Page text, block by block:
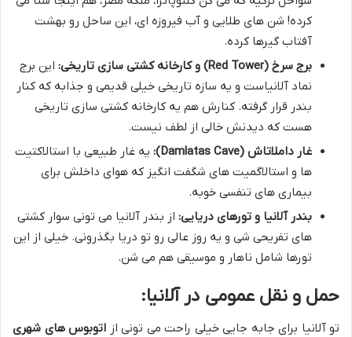
کرده! شن های طلایی و آب فیروزه ای، این ساحل رو بهشت
آفتاب گیرها کرده.
برج سرخ (Red Tower) و کارخانه کشتی سازی تاریخی:
این برج
نماد آلانیاست و یه سازه تاریخی خیلی قدیمی و جذابه که کنار
بندر قرار گرفته. کنارش هم یه کارخانه کشتی سازی تاریخی
هست که دیدنش خالی از لطف نیست.
غار داملاتاش (Damlatas Cave):
یه غار طبیعی با استالاکتیت
ها و استالاگمیت های شگفت انگیز که هوای داخلش برای
بیماری های تنفسی خوبه.
بندر آلانیا و تورهای دریایی: از بندر آلانیا می تونی سوار کشتی
های تفریحی شی و یه روز عالی رو تو دریا بگذرونی. خیلی از این
تورها شامل ناهار و موسیقی هم می شن.
حمل و نقل عمومی در آلانیا:
تو آلانیا برای جابه جایی خیلی راحت می تونی از اتوبوس های شهری